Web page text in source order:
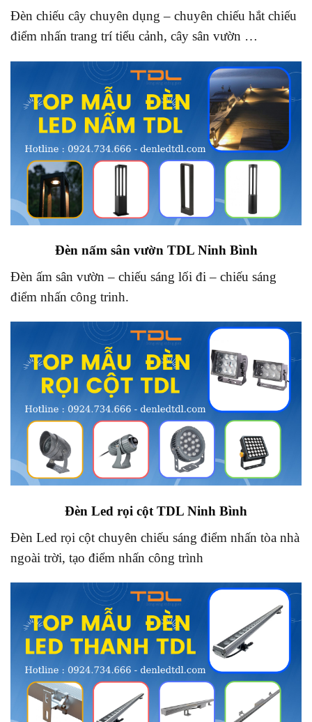
Đèn chiếu cây chuyên dụng – chuyên chiếu hắt chiếu
điểm nhấn trang trí tiểu cảnh, cây sân vườn …
Đèn nấm sân vườn TDL Ninh Bình
Đèn ấm sân vườn – chiếu sáng lối đi – chiếu sáng
điểm nhấn công trinh.
Đèn Led rọi cột TDL Ninh Bình
Đèn Led rọi cột chuyên chiếu sáng điểm nhấn tòa nhà
ngoài trời, tạo điểm nhấn công trình